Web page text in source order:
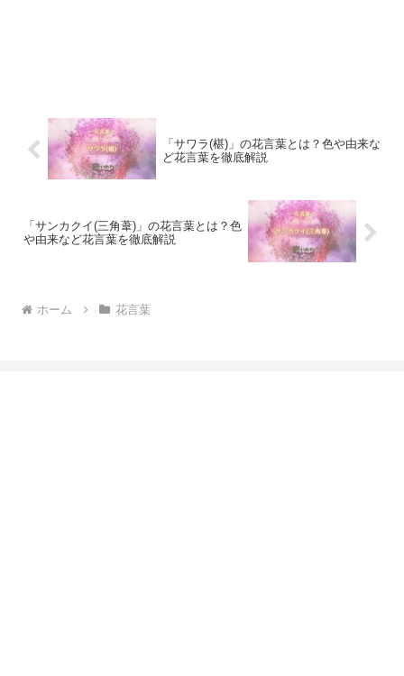
「サワラ(椹)」の花言葉とは？色や由来な
ど花言葉を徹底解説
「サンカクイ(三角葦)」の花言葉とは？色
や由来など花言葉を徹底解説
ホーム 花言葉